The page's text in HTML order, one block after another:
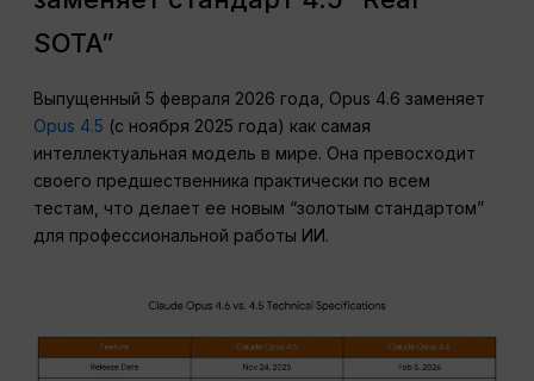
SOTA”
Выпущенный 5 февраля 2026 года, Opus 4.6 заменяет
Opus 4.5 (с ноября 2025 года) как самая
интеллектуальная модель в мире. Она превосходит
своего предшественника практически по всем
тестам, что делает ее новым “золотым стандартом”
для профессиональной работы ИИ.